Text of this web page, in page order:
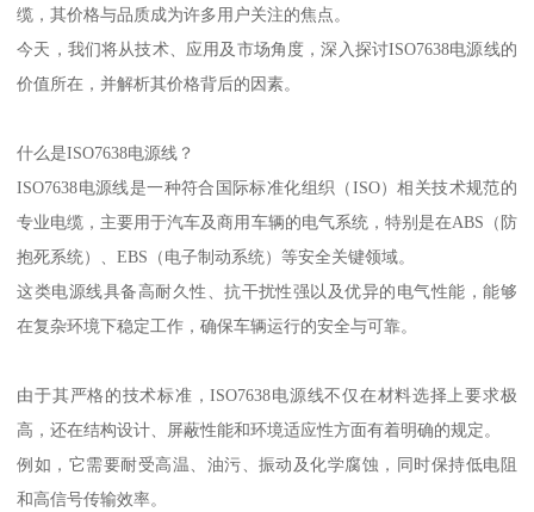
缆，其价格与品质成为许多用户关注的焦点。
今天，我们将从技术、应用及市场角度，深入探讨ISO7638电源线的
价值所在，并解析其价格背后的因素。
什么是ISO7638电源线？
ISO7638电源线是一种符合国际标准化组织（ISO）相关技术规范的
专业电缆，主要用于汽车及商用车辆的电气系统，特别是在ABS（防
抱死系统）、EBS（电子制动系统）等安全关键领域。
这类电源线具备高耐久性、抗干扰性强以及优异的电气性能，能够
在复杂环境下稳定工作，确保车辆运行的安全与可靠。
由于其严格的技术标准，ISO7638电源线不仅在材料选择上要求极
高，还在结构设计、屏蔽性能和环境适应性方面有着明确的规定。
例如，它需要耐受高温、油污、振动及化学腐蚀，同时保持低电阻
和高信号传输效率。